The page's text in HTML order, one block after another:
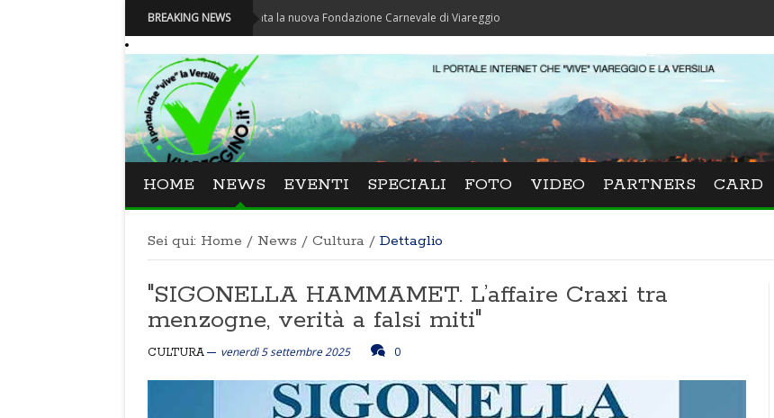
BREAKING NEWS
Carnevale - Nominata la nuova Fondazione Carnevale di Viareggio
HOME NEWS EVENTI SPECIALI FOTO VIDEO PARTNERS CARD
Sei qui: Home / News / Cultura / Dettaglio
"SIGONELLA HAMMAMET. L’affaire Craxi tra
menzogne, verità a falsi miti"
CULTURA venerdì 5 settembre 2025 0